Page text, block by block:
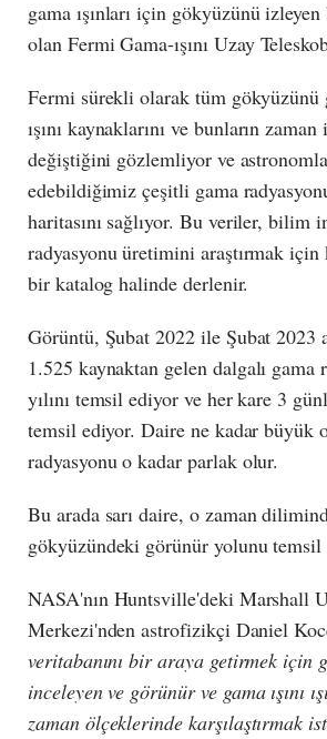
gama ışınları için gökyüzünü
olan Fermi Gama-ışını Uzay
Fermi sürekli olarak tüm gökyüzünü
ışını kaynaklarını ve bunların
değiştiğini gözlemliyor ve
edebildiğimiz çeşitli gama
haritasını sağlıyor. Bu veriler, bilim
radyasyonu üretimini araştırmak
bir katalog halinde derlenir.
Görüntü, Şubat 2022 ile Şubat 2023
1.525 kaynaktan gelen dalgalı gama
yılını temsil ediyor ve her kare 3
temsil ediyor. Daire ne kadar büyük
radyasyonu o kadar parlak olur.
Bu arada sarı daire, o zaman
gökyüzündeki görünür yolunu temsil
NASA'nın Huntsville'deki Marshall
Merkezi'nden astrofizikçi Daniel
veritabanını bir araya getirmek için
inceleyen ve görünür ve gama ışını
zaman ölçeklerinde karşılaştırmak